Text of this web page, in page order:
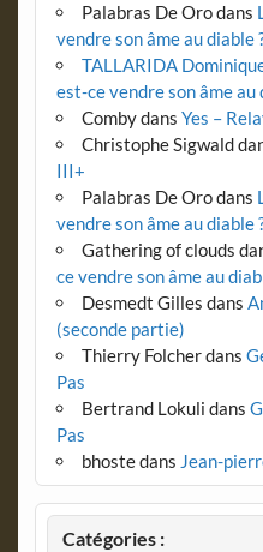
Palabras De Orodans
vendre son âme au diable
TALLARIDA
est-ce vendre son âme au
Combydans Yes –
Christophe Sigwald
III+
Palabras De Orodans
vendre son âme au diable
Gathering of clouds
ce vendre son âme au
Desmedt Gilles dans
(seconde partie)
Thierry Folcherdans
Pas
Bertrand Lokuli dans
Pas
bhostedans Jean-
Catégories :